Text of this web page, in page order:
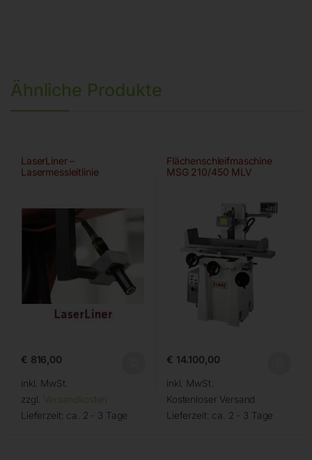
Ähnliche Produkte
LaserLiner –
Lasermessleitlinie
€ 816,00
inkl. MwSt.
zzgl. Versandkosten
Lieferzeit: ca. 2 - 3 Tage
Flächenschleifmaschine
MSG 210/450 MLV
€ 14.100,00
inkl. MwSt.
Kostenloser Versand
Lieferzeit: ca. 2 - 3 Tage